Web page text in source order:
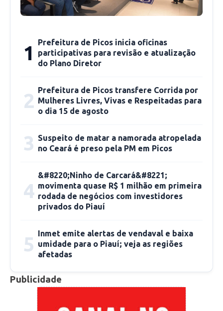
A obra tem o selo da EdUESPI – Editora da
crivo de conselho editoral. Conta com seis
que têm programação jornalística e ecoam a
partir da cidade de Picos se portaram e se
portam durante o período da pandemia de
COVID-19.
1
Prefeitura de Picos inicia oficinas
participativas para revisão e atualização
do Plano Diretor
2 Prefeitura de Picos transfere Corrida por
Mulheres Livres, Vivas e Respeitadas para
o dia 15 de agosto
3 Suspeito de matar a namorada atropelada
no Ceará é preso pela PM em Picos
4
&#8220;Ninho de Carcará&#8221;
movimenta quase R$ 1 milhão em primeira
rodada de negócios com investidores
privados do Piauí
5
Inmet emite alertas de vendaval e baixa
umidade para o Piauí; veja as regiões
afetadas
Publicidade